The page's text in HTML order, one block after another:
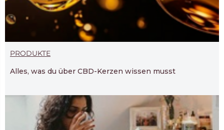
PRODUKTE
Alles, was du über CBD-Kerzen wissen musst